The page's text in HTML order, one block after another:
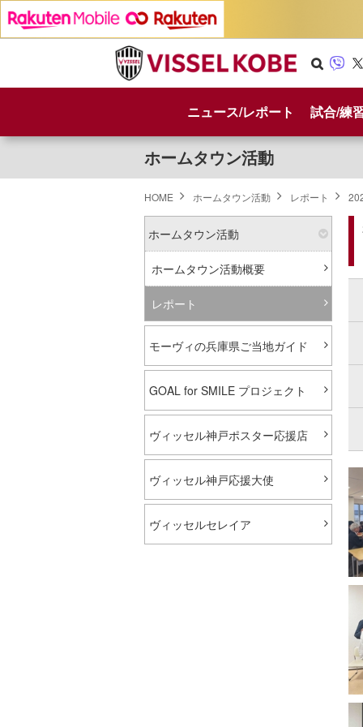
h
ニュース/レポート 試合/練
ホームタウン活動
HOME ホームタウン活動 レポート
ホームタウン活動
ホームタウン活動概要
レポート
モーヴィの兵庫県ご当地ガイド
GOAL for SMILE プロジェクト
ヴィッセル神戸ポスター応援店
ヴィッセル神戸応援大使
ヴィッセルセレイア